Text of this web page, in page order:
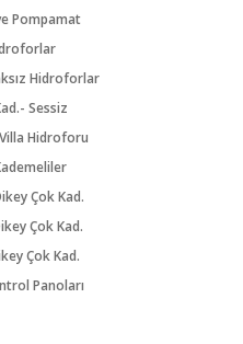
Pompamat
Hidroforlar
Sessiz
Hidroforu
Çok Kad.
Çok Kad.
Çok Kad.
Panoları